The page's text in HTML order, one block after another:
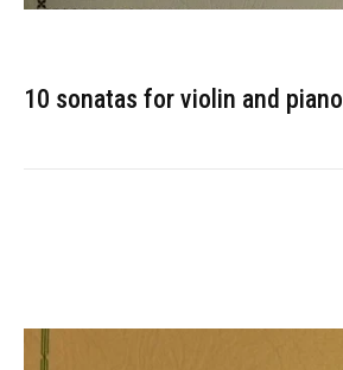
10 sonatas for violin and piano